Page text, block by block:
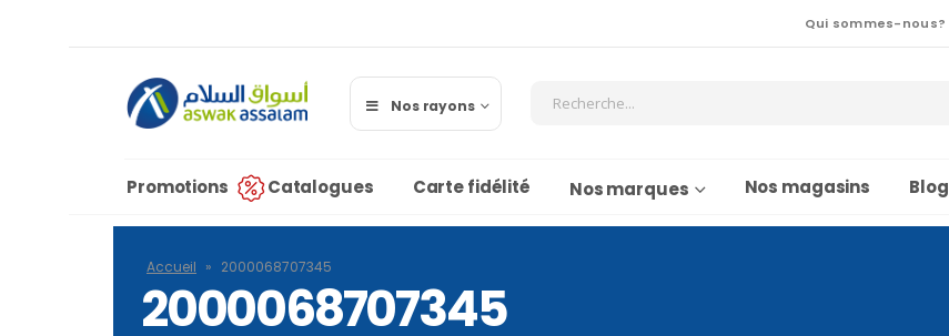
Qui sommes-nous?
Nos rayons
Promotions Catalogues Carte fidélité Nos marques Nos magasins Blog
Accueil » 2000068707345
2000068707345